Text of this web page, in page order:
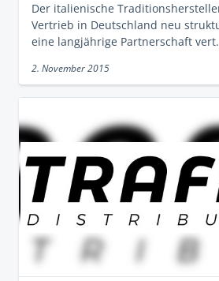
Der italienische
Vertrieb in Deutschland neu
eine langjährige Partnerschaft
2. November 2015